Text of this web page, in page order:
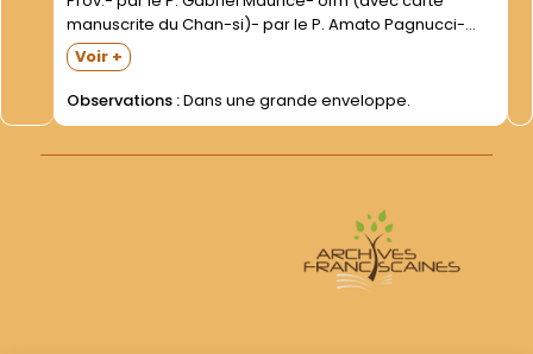
manuscrite du Chan-si)- par le P. Amato Pagnucci-
ofm- Vic. Apost. du Chan-si septentrional (en latin)- et
par le P. Luigi Canali- Min. Gén....
Voir +
Observations :Dans une grande enveloppe.